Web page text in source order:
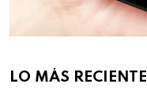
LO MÁS RECIENTE